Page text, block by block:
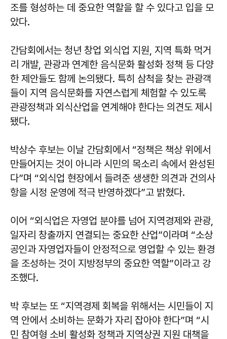
조를 형성하는 데 중요한 역할을 할 수 있다고 입을 모
았다.
간담회에서는 청년 창업 외식업 지원, 지역 특화 먹거
리 개발, 관광과 연계한 음식문화 활성화 정책 등 다양
한 제안들도 함께 논의됐다. 특히 삼척을 찾는 관광객
들이 지역 음식문화를 자연스럽게 체험할 수 있도록
관광정책과 외식산업을 연계해야 한다는 의견도 제시
됐다.
박상수 후보는 이날 간담회에서 “정책은 책상 위에서
만들어지는 것이 아니라 시민의 목소리 속에서 완성된
다”며 “외식업 현장에서 들려준 생생한 의견과 건의사
항을 시정 운영에 적극 반영하겠다”고 밝혔다.
이어 “외식업은 자영업 분야를 넘어 지역경제와 관광,
일자리 창출까지 연결되는 중요한 산업”이라며 “소상
공인과 자영업자들이 안정적으로 영업할 수 있는 환경
을 조성하는 것이 지방정부의 중요한 역할”이라고 강
조했다.
박 후보는 또 “지역경제 회복을 위해서는 시민들이 지
역 안에서 소비하는 문화가 자리 잡아야 한다”며 “시
민 참여형 소비 활성화 정책과 지역상권 지원 대책을